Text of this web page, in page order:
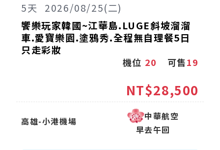
2026/08/25(二)
5天
饗樂玩家韓國~江華島.LUGE斜坡溜溜
車.愛寶樂園.塗鴉秀.全程無自理餐5日
只走彩妝
機位 20 可售19
高雄-小港機場
中華航空
早去午回
NT$28,500